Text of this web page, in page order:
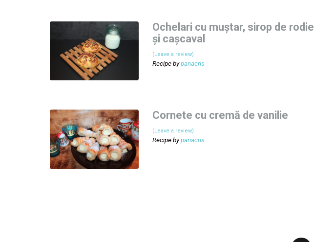
Ochelari cu muștar, sirop de rodie
și cașcaval
(Leave a review)
Recipe bypanacris
Cornete cu cremă de vanilie
(Leave a review)
Recipe bypanacris